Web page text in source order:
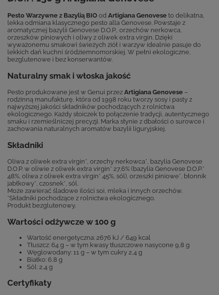
Pesto Warzywne z Bazylią BIO od Artigiana Genovese to delikatna,
lekka odmiana klasycznego pesto alla Genovese. Powstaje z
aromatycznej bazylii Genovese D.O.P., orzechów nerkowca,
orzeszków piniowych i oliwy z oliwek extra virgin. Dzięki
wyważonemu smakowi świeżych ziół i warzyw idealnie pasuje do
lekkich dań kuchni śródziemnomorskiej. W pełni ekologiczne,
bezglutenowe i bez konserwantów.
Naturalny smak i włoska jakość
Pesto produkowane jest w Genui przez Artigiana Genovese –
rodzinną manufakturę, która od 1998 roku tworzy sosy i pasty z
najwyższej jakości składników pochodzących z rolnictwa
ekologicznego. Każdy słoiczek to połączenie tradycji, autentycznego
smaku i rzemieślniczej precyzji. Marka słynie z dbałości o surowce i
zachowania naturalnych aromatów bazylii liguryjskiej.
Składniki
Oliwa z oliwek extra virgin*, orzechy nerkowca*, bazylia Genovese
D.O.P. w oliwie z oliwek extra virgin* 27,6% (bazylia Genovese D.O.P.*
48%, oliwa z oliwek extra virgin* 45%, sól), orzeszki piniowe*, błonnik
jabłkowy*, czosnek*, sól.
Może zawierać śladowe ilości soi, mleka i innych orzechów.
*Składniki pochodzące z rolnictwa ekologicznego.
Produkt bezglutenowy.
Wartości odżywcze w 100 g
Wartość energetyczna: 2676 kJ / 649 kcal
Tłuszcz: 64 g – w tym kwasy tłuszczowe nasycone 9,8 g
Węglowodany: 11 g – w tym cukry 2,4 g
Białko: 6,8 g
Sól: 2,4 g
Certyfikaty